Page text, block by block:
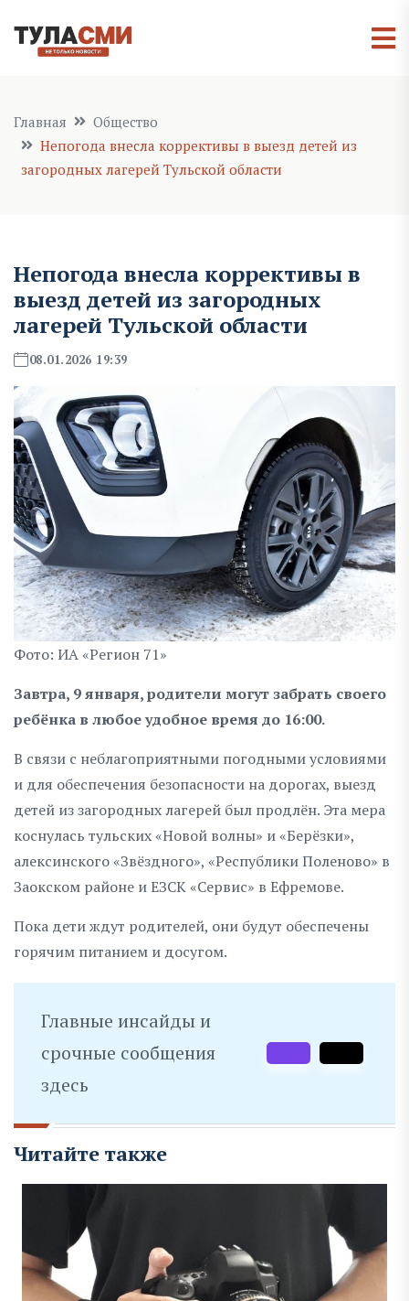
Главная
Общество
Непогода внесла коррективы в выезд детей из
загородных лагерей Тульской области
Непогода внесла коррективы в
выезд детей из загородных
лагерей Тульской области
08.01.2026 19:39
Фото: ИА «Регион 71»
Завтра, 9 января, родители могут забрать своего
ребёнка в любое удобное время до 16:00.
В связи с неблагоприятными погодными условиями
и для обеспечения безопасности на дорогах, выезд
детей из загородных лагерей был продлён. Эта мера
коснулась тульских «Новой волны» и «Берёзки»,
алексинского «Звёздного», «Республики Поленово» в
Заокском районе и ЕЗСК «Сервис» в Ефремове.
Пока дети ждут родителей, они будут обеспечены
горячим питанием и досугом.
Главные инсайды и
срочные сообщения
здесь
Читайте также